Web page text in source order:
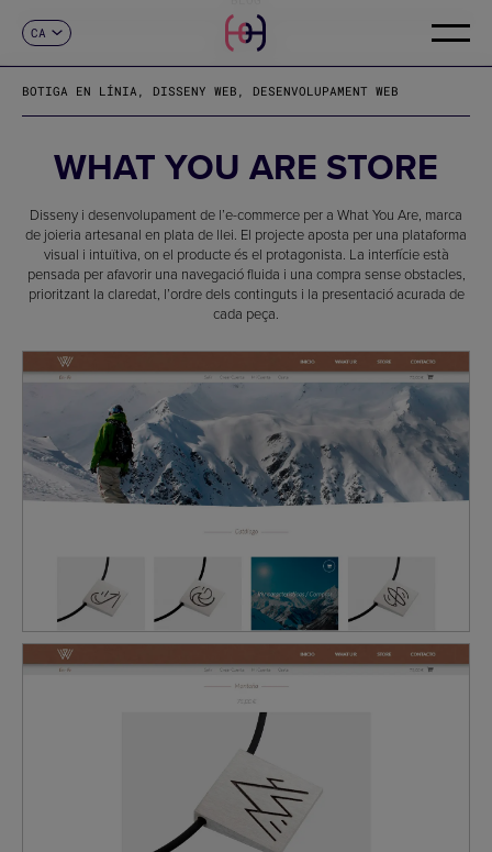
CA
FR
DE
CONTACTE
BOTIGA EN LÍNIA, DISSENY WEB, DESENVOLUPAMENT WEB
WHAT YOU ARE STORE
Disseny i desenvolupament de l’e-commerce per a What You Are, marca
de joieria artesanal en plata de llei. El projecte aposta per una plataforma
visual i intuïtiva, on el producte és el protagonista. La interfície està
pensada per afavorir una navegació fluida i una compra sense obstacles,
prioritzant la claredat, l’ordre dels continguts i la presentació acurada de
cada peça.